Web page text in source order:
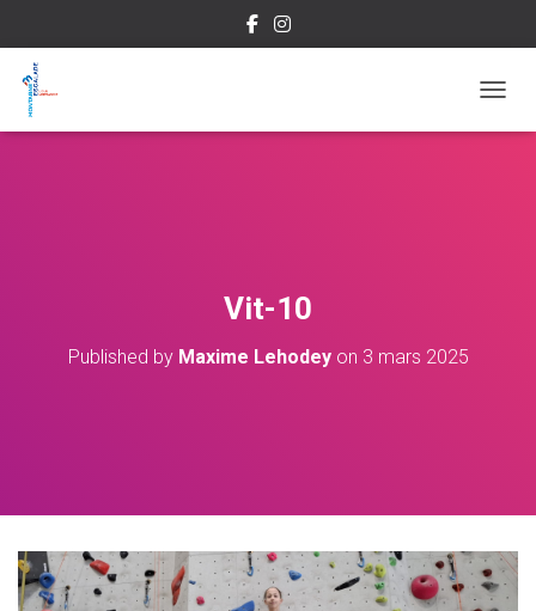
Vit-10
Published by Maxime Lehodeyon 3 mars 2025